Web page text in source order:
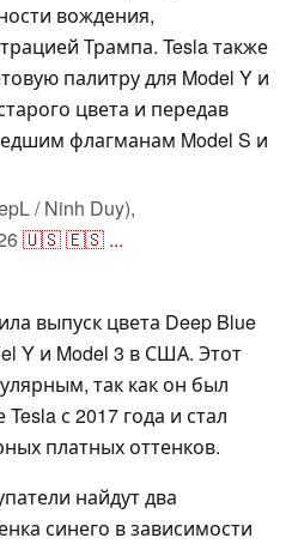
вождения,
Трампа. Tesla также
палитру для Model Y и
цвета и передав
флагманам Model S и
/ Ninh Duy),
🇺🇸🇪🇸 ...
выпуск цвета Deep Blue
Y и Model 3 в США. Этот
так как он был
с 2017 года и стал
платных оттенков.
найдут два
синего в зависимости